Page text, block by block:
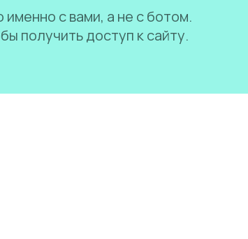
с вами, а не с ботом.
получить доступ к сайту.